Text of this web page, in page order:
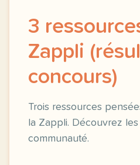
3
Zappli
concours)
Trois ressources
la Zappli. Découvrez
communauté.